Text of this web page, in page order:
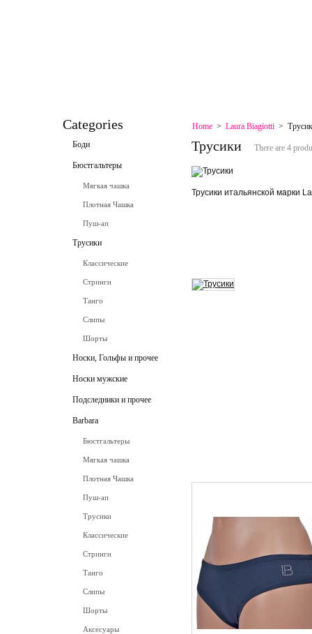
Categories
Боди
Бюстгальтеры
Мягкая чашка
Плотная Чашка
Пуш-ап
Трусики
Классические
Стринги
Танго
Слипы
Шорты
Носки, Гольфы и прочее
Носки мужские
Подследники и прочее
Barbara
Бюстгальтеры
Мягкая чашка
Плотная Чашка
Пуш-ап
Трусики
Классические
Стринги
Танго
Слипы
Шорты
Аксесуары
Home > Laura Biagiotti >
Трусики There are 4
Трусики итальянской марки